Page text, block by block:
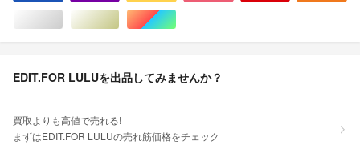
シルバー/銀色系ゴールド/金色系マルチカラー
EDIT.FOR LULUを出品してみませんか？
買取よりも高値で売れる!
まずはEDIT.FOR LULUの売れ筋価格をチェック